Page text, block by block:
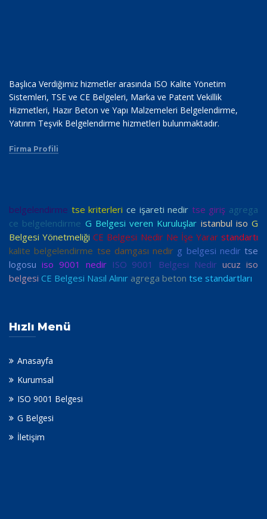
Başlıca Verdiğimiz hizmetler arasında ISO Kalite Yönetim
Sistemleri, TSE ve CE Belgeleri, Marka ve Patent Vekillik
Hizmetleri, Hazır Beton ve Yapı Malzemeleri Belgelendirme,
Yatırım Teşvik Belgelendirme hizmetleri bulunmaktadır.
Firma Profili
belgelendirme tse kriterleri ce işareti nedir tse giriş agrega
ce belgelendirme G Belgesi veren Kuruluşlar istanbul iso G
Belgesi Yönetmeliği CE Belgesi Nedir Ne İşe Yarar standartı
kalite belgelendirme tse damgası nedir g belgesi nedir tse
logosu iso 9001 nedir ISO 9001 Belgesi Nedir ucuz iso
belgesi CE Belgesi Nasıl Alınır agrega beton tse standartları
Hızlı Menü
Anasayfa
Kurumsal
ISO 9001 Belgesi
G Belgesi
İletişim